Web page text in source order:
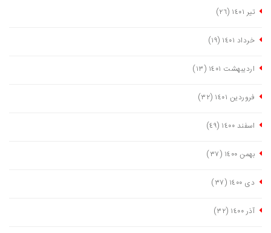
تیر ١٤٠١ (٢٦)
خرداد ١٤٠١ (١٩)
اردیبهشت ١٤٠١ (١٣)
فروردین ١٤٠١ (٣٢)
اسفند ١٤٠٠ (٤٩)
بهمن ١٤٠٠ (٣٧)
دی ١٤٠٠ (٣٧)
آذر ١٤٠٠ (٣٢)